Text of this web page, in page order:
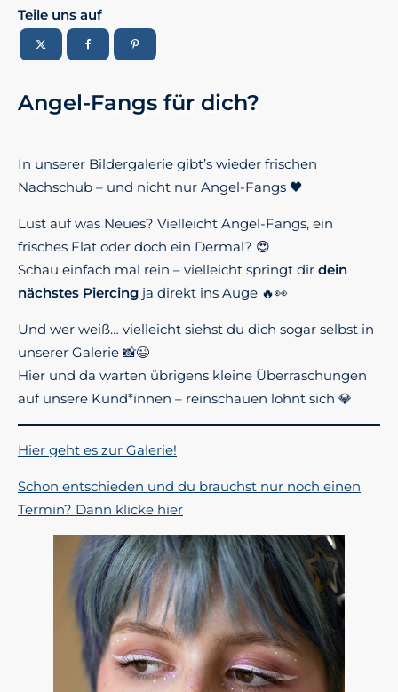
Teile uns auf
Angel-Fangs für dich?
In unserer Bildergalerie gibt’s wieder frischen
Nachschub – und nicht nur Angel-Fangs 🖤
Lust auf was Neues? Vielleicht Angel-Fangs, ein
frisches Flat oder doch ein Dermal? 😍
Schau einfach mal rein – vielleicht springt dir dein
nächstes Piercing ja direkt ins Auge 🔥👀
Und wer weiß… vielleicht siehst du dich sogar selbst in
unserer Galerie 📸😉
Hier und da warten übrigens kleine Überraschungen
auf unsere Kund*innen – reinschauen lohnt sich 💎
Hier geht es zur Galerie!
Schon entschieden und du brauchst nur noch einen
Termin? Dann klicke hier